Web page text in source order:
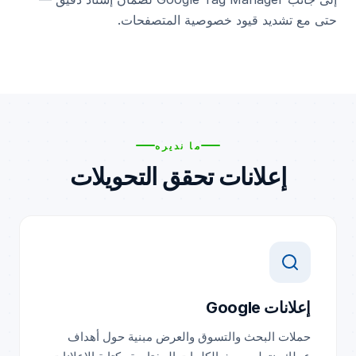
حتى مع تشديد قيود خصوصية المتصفحات.
ما نديره
إعلانات تحقق التحويلات
إعلانات Google
حملات البحث والتسوق والعرض مبنية حول أهداف